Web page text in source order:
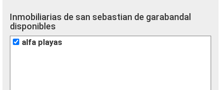
Inmobiliarias de san sebastian de garabandal
disponibles
alfa playas